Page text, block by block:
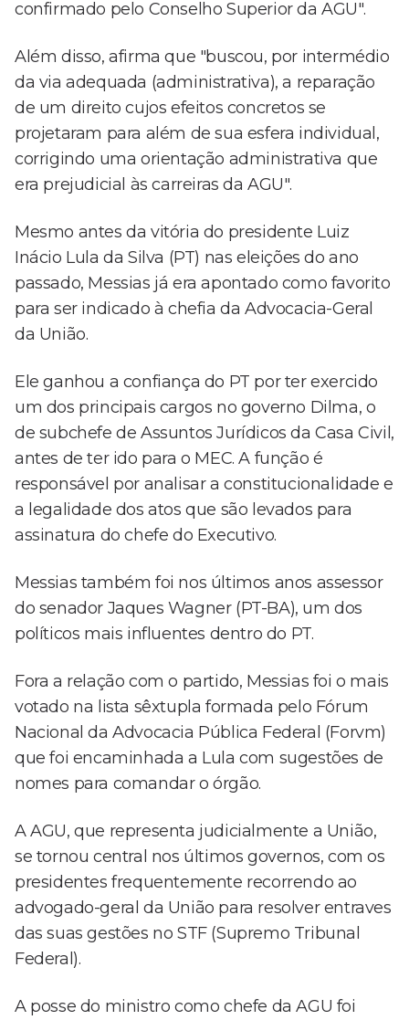
confirmado pelo Conselho Superior da AGU".
Além disso, afirma que "buscou, por intermédio
da via adequada (administrativa), a reparação
de um direito cujos efeitos concretos se
projetaram para além de sua esfera individual,
corrigindo uma orientação administrativa que
era prejudicial às carreiras da AGU".
Mesmo antes da vitória do presidente Luiz
Inácio Lula da Silva (PT) nas eleições do ano
passado, Messias já era apontado como favorito
para ser indicado à chefia da Advocacia-Geral
da União.
Ele ganhou a confiança do PT por ter exercido
um dos principais cargos no governo Dilma, o
de subchefe de Assuntos Jurídicos da Casa Civil,
antes de ter ido para o MEC. A função é
responsável por analisar a constitucionalidade e
a legalidade dos atos que são levados para
assinatura do chefe do Executivo.
Messias também foi nos últimos anos assessor
do senador Jaques Wagner (PT-BA), um dos
políticos mais influentes dentro do PT.
Fora a relação com o partido, Messias foi o mais
votado na lista sêxtupla formada pelo Fórum
Nacional da Advocacia Pública Federal (Forvm)
que foi encaminhada a Lula com sugestões de
nomes para comandar o órgão.
A AGU, que representa judicialmente a União,
se tornou central nos últimos governos, com os
presidentes frequentemente recorrendo ao
advogado-geral da União para resolver entraves
das suas gestões no STF (Supremo Tribunal
Federal).
A posse do ministro como chefe da AGU foi